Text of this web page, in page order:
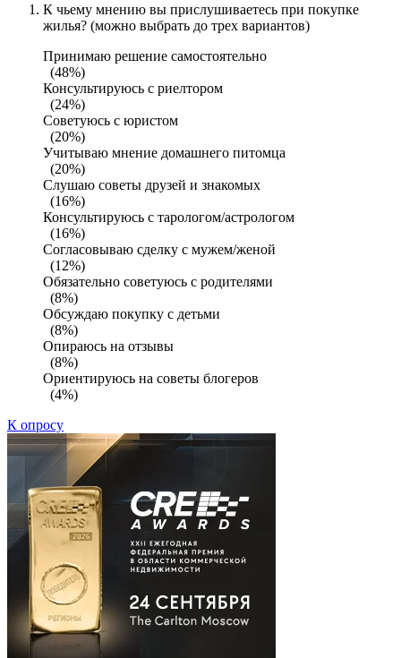
К чьему мнению вы прислушиваетесь при покупке
жилья? (можно выбрать до трех вариантов)
Принимаю решение самостоятельно
(48%)
Консультируюсь с риелтором
(24%)
Советуюсь с юристом
(20%)
Учитываю мнение домашнего питомца
(20%)
Слушаю советы друзей и знакомых
(16%)
Консультируюсь с тарологом/астрологом
(16%)
Согласовываю сделку с мужем/женой
(12%)
Обязательно советуюсь с родителями
(8%)
Обсуждаю покупку с детьми
(8%)
Опираюсь на отзывы
(8%)
Ориентируюсь на советы блогеров
(4%)
К опросу